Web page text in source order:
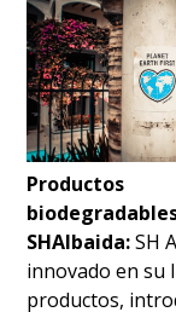
Productos
SHAlbaida:SH
innovado en su
productos,